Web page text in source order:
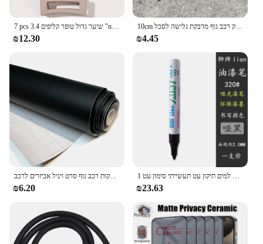
7 pcs שיער גדול טופר קליפים 3.4 "non-להחליק גדול מרובע עבור נשים בנות, חזק בננה קטעי בננה לשיער עבה
₪12.30
10cm רוחב מט מבריק שחור אוויר שחרור ויניל גלישת רול מבריק רכב גוף מדבקת גלישה לסכל
₪4.45
מדבקות המכונית מט ויניל שחור ויניל אוטומטי לעטוף עמיד למים אופנוע קסדות מדבקות רכב גוף סרט ויניל אביזרים לרכב
₪6.20
1 מ "מ/2 מ" מ/5 מ "מ מט צבע עט מאט עט שחור אפור לבן חומרה צבע עמיד למים תיקון עט תעשייתי סימון עט
₪23.63